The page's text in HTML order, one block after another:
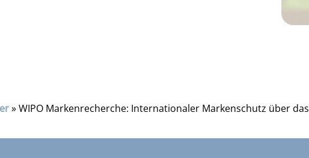
»WIPO Markenrecherche: Internationaler Markenschutz über das